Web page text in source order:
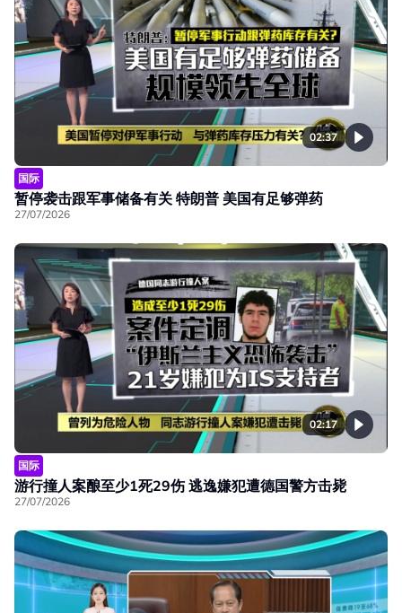
02:37
国际
暂停袭击跟军事储备有关 特朗普 美国有足够弹药
27/07/2026
02:17
国际
游行撞人案酿至少1死29伤 逃逸嫌犯遭德国警方击毙
27/07/2026